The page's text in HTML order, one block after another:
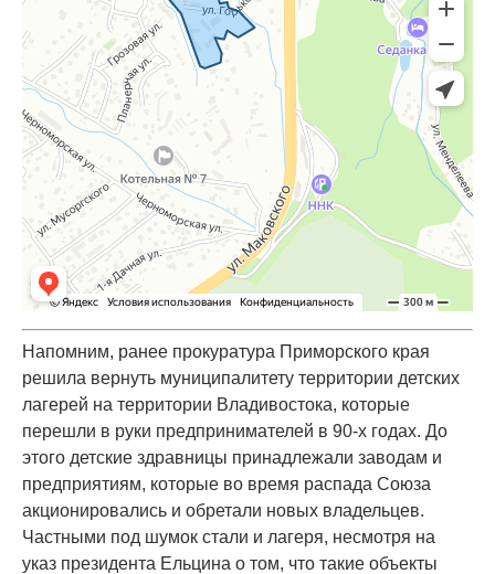
Напомним, ранее прокуратура Приморского края
решила вернуть муниципалитету территории детских
лагерей на территории Владивостока, которые
перешли в руки предпринимателей в 90-х годах. До
этого детские здравницы принадлежали заводам и
предприятиям, которые во время распада Союза
акционировались и обретали новых владельцев.
Частными под шумок стали и лагеря, несмотря на
указ президента Ельцина о том, что такие объекты